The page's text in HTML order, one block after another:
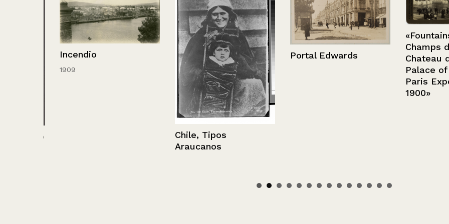
Incendio
Chile, Tipos
Araucanos
Portal Edwards
«Fountains
Champs de
Chateau
Palace of
Paris
1900»